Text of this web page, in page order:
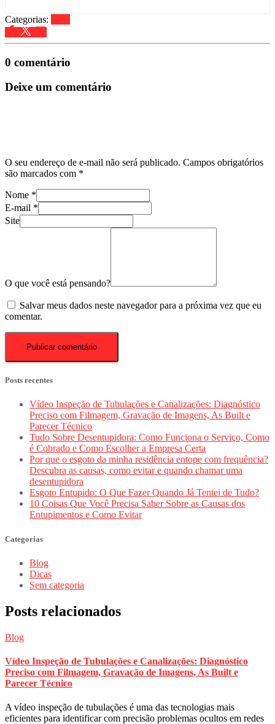
Categorias:
0 comentário
Deixe um comentário
O seu endereço de e-mail não será publicado. Campos obrigatórios
são marcados com *
Nome *
E-mail *
Site
O que você está pensando?
Salvar meus dados neste navegador para a próxima vez que eu
comentar.
Posts recentes
Vídeo Inspeção de Tubulações e Canalizações: Diagnóstico
Preciso com Filmagem, Gravação de Imagens, As Built e
Parecer Técnico
Tudo Sobre Desentupidora: Como Funciona o Serviço, Como
é Cobrado e Como Escolher a Empresa Certa
Por que o esgoto da minha residência entope com frequência?
Descubra as causas, como evitar e quando chamar uma
desentupidora
Esgoto Entupido: O Que Fazer Quando Já Tentei de Tudo?
10 Coisas Que Você Precisa Saber Sobre as Causas dos
Entupimentos e Como Evitar
Categorias
Blog
Dicas
Sem categoria
Posts relacionados
Blog
Vídeo Inspeção de Tubulações e Canalizações: Diagnóstico
Preciso com Filmagem, Gravação de Imagens, As Built e
Parecer Técnico
A vídeo inspeção de tubulações é uma das tecnologias mais
eficientes para identificar com precisão problemas ocultos em redes